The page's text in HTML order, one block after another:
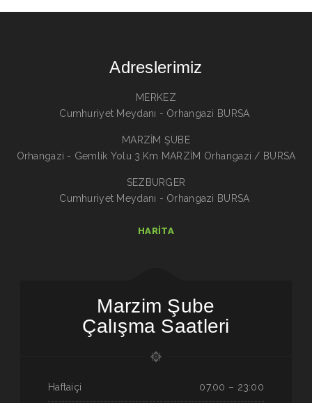
Adreslerimiz
MERKEZ
Cumhuriyet Meydanı - Orhangazi BURSA
MARZİM ŞUBE
Orhangazi - Gemlik Yolu 3.Km MARZİM Orhangazi / BURSA
SEZBURGER
Cumhuriyet Meydanı - Orhangazi BURSA
HARITA
Marzim Şube
Çalışma Saatleri
Haftaiçi 07.00 – 23:00